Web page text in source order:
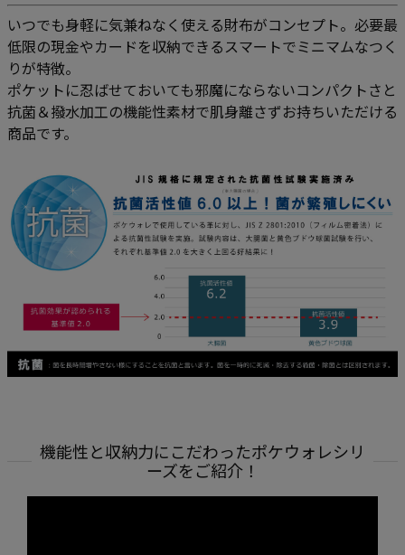
いつでも身軽に気兼ねなく使える財布がコンセプト。必要最
低限の現金やカードを収納できるスマートでミニマムなつく
りが特徴。
ポケットに忍ばせておいても邪魔にならないコンパクトさと
抗菌＆撥水加工の機能性素材で肌身離さずお持ちいただける
商品です。
機能性と収納力にこだわったポケウォレシリ
ーズをご紹介！